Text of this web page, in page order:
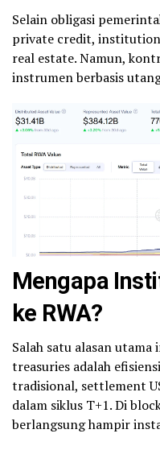
Selain obligasi
private credit,
real estate. Namun,
instrumen berbasis
Mengapa
ke RWA?
Salah satu alasan
treasuries adalah
tradisional, settlement
dalam siklus T+1. Di
berlangsung hampir